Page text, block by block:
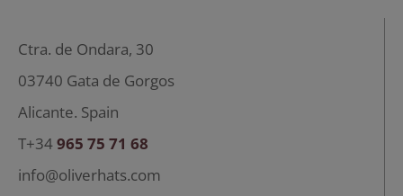
Ctra. de Ondara, 30
03740 Gata de Gorgos
Alicante. Spain
T+34965 75 71 68
info@oliverhats.com